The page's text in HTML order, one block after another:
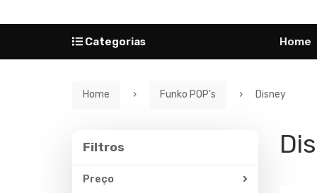
Home
Categorias
Home Funko POP's Disney
Filtros
Preço